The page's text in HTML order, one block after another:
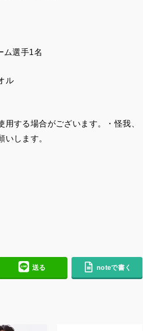
ム選手1名
ル
する場合がございます。・怪我、
します。
送る noteで書く